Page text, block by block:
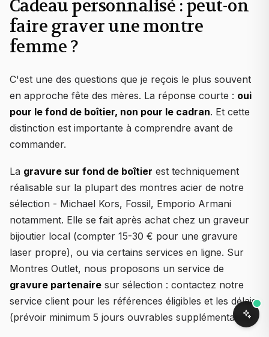
Cadeau personnalisé : peut-on
faire graver une montre
femme ?
C'est une des questions que je reçois le plus souvent
en approche fête des mères. La réponse courte : oui
pour le fond de boîtier, non pour le cadran. Et cette
distinction est importante à comprendre avant de
commander.
La gravure sur fond de boîtier est techniquement
réalisable sur la plupart des montres acier de notre
sélection - Michael Kors, Fossil, Emporio Armani
notamment. Elle se fait après achat chez un graveur
bijoutier local (compter 15-30 € pour une gravure
laser propre), ou via certains services en ligne. Sur
Montres Outlet, nous proposons un service de
gravure partenaire sur sélection : contactez notre
service client pour les références éligibles et les délais
(prévoir minimum 5 jours ouvrables supplémentaires).